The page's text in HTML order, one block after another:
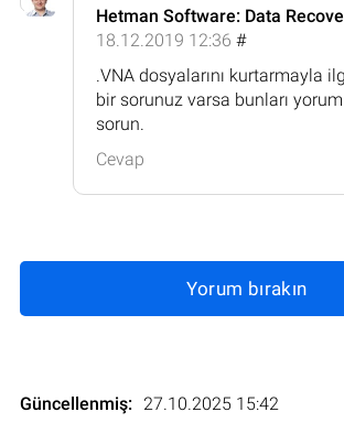
Hetman Software: Data
18.12.2019 12:36 #
.VNA dosyalarını kurtarmayla
bir sorunuz varsa bunları yorum
sorun.
Cevap
Yorum bırakın
Güncellenmiş: 27.10.2025 15:42